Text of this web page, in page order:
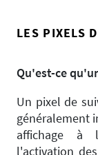
LES PIXELS
Qu'est-ce
Un pixel de
généralement
affichage à
l'activation